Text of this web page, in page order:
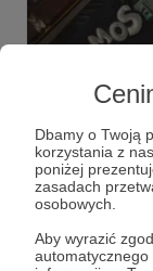
Dbamy o Twoją
korzystania z
poniżej
zasadach
osobowych.
Aby wyrazić
02.12.2020 ● Brak
Nowy
Zaczynamy
Dziękujemy, że
patroni mogą